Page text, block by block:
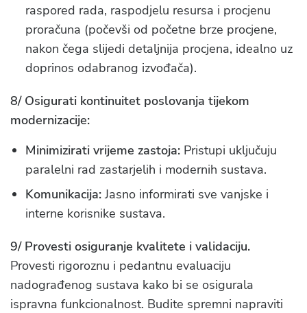
raspored rada, raspodjelu resursa i procjenu
proračuna (počevši od početne brze procjene,
nakon čega slijedi detaljnija procjena, idealno uz
doprinos odabranog izvođača).
8/ Osigurati kontinuitet poslovanja tijekom
modernizacije:
Minimizirati vrijeme zastoja: Pristupi uključuju
paralelni rad zastarjelih i modernih sustava.
Komunikacija:Jasno informirati sve vanjske i
interne korisnike sustava.
9/ Provesti osiguranje kvalitete i validaciju.
Provesti rigoroznu i pedantnu evaluaciju
nadograđenog sustava kako bi se osigurala
ispravna funkcionalnost. Budite spremni napraviti